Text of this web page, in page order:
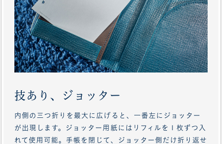
技あり、ジョッター
内側の三つ折りを最大に広げると、一番左にジョッター
が出現します。ジョッター用紙にはリフィルを１枚ずつ入
れて使用可能。手帳を閉じて、ジョッター側だけ折り返せ